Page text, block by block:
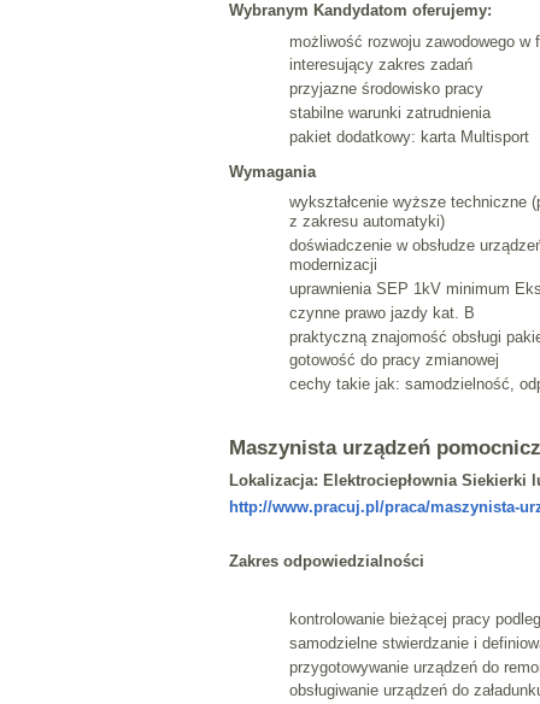
Wybranym Kandydatom oferujemy:
możliwość rozwoju zawodowego
interesujący zakres zadań
przyjazne środowisko pracy
stabilne warunki zatrudnienia
pakiet dodatkowy: karta Multisport
Wymagania
wykształcenie wyższe techniczne
z zakresu automatyki)
doświadczenie w obsłudze
modernizacji
uprawnienia SEP 1kV minimum
czynne prawo jazdy kat. B
praktyczną znajomość obsługi
gotowość do pracy zmianowej
cechy takie jak: samodzielność,
Maszynista urządzeń
Lokalizacja: Elektrociepłownia Siekierki
http://www.pracuj.pl/praca/maszynista-
Zakres odpowiedzialności
kontrolowanie bieżącej pracy
samodzielne stwierdzanie i
przygotowywanie urządzeń do
obsługiwanie urządzeń do